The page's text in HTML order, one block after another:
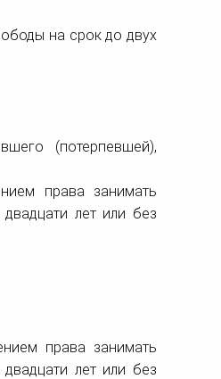
на срок до двух
(потерпевшей),
права занимать
лет или без
права занимать
лет или без